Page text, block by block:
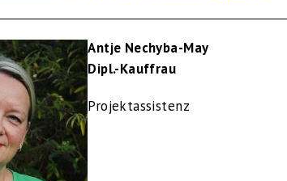
Antje Nechyba-May
Dipl.-Kauffrau
Projektassistenz